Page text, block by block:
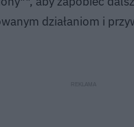
działaniom i